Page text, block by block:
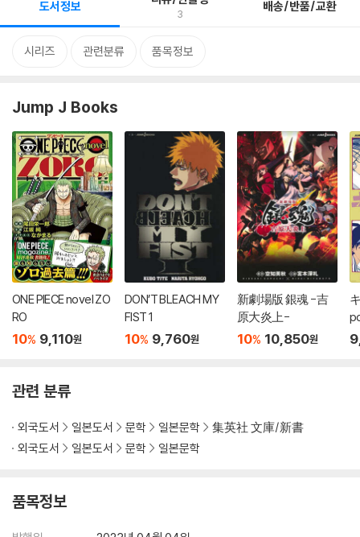
도서정보 3 배송/반품/교환
시리즈 관련분류 품목정보
Jump J Books
ONE PIECE novel ZO
RO
10% 9,110원
DON’T BLEACH MY
FIST 1
10% 9,760원
新劇場版 銀魂 -吉
原大炎上-
10% 10,850원
관련 분류
외국도서 일본도서 문학 일본문학
集英社 文庫/新書
외국도서
일본도서 문학 일본문학
품목정보